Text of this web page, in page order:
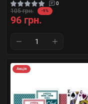
0
105 грн. -9%
96 грн.
Акція